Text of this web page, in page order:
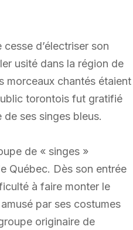
d’électriser son
usité dans la région de
morceaux chantés étaient
torontois fut gratifié
ses singes bleus.
de « singes »
Québec. Dès son entrée
à faire monter le
par ses costumes
originaire de